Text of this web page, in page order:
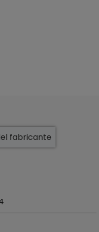
fabricante